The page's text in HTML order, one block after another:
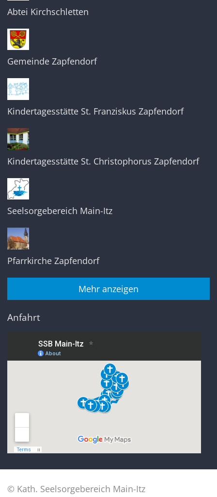
Abtei Kirchschletten
Gemeinde Zapfendorf
Kindertagesstätte St. Franziskus Zapfendorf
Kindertagesstätte St. Christophorus Zapfendorf
Seelsorgebereich Main-Itz
Pfarrkirche Zapfendorf
Mehr anzeigen
Anfahrt
© Kath. Seelsorgebereich Main-Itz